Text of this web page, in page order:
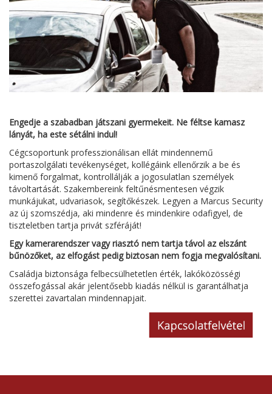
Engedje a szabadban játszani gyermekeit. Ne féltse kamasz
lányát, ha este sétálni indul!
Cégcsoportunk professzionálisan ellát mindennemű
portaszolgálati tevékenységet, kollégáink ellenőrzik a be és
kimenő forgalmat, kontrollálják a jogosulatlan személyek
távoltartását. Szakembereink feltűnésmentesen végzik
munkájukat, udvariasok, segítőkészek. Legyen a Marcus Security
az új szomszédja, aki mindenre és mindenkire odafigyel, de
tiszteletben tartja privát szféráját!
Egy kamerarendszer vagy riasztó nem tartja távol az elszánt
bűnözőket, az elfogást pedig biztosan nem fogja megvalósítani.
Családja biztonsága felbecsülhetetlen érték, lakóközösségi
összefogással akár jelentősebb kiadás nélkül is garantálhatja
szerettei zavartalan mindennapjait.